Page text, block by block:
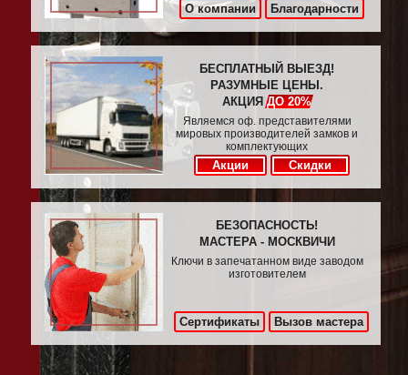
О компании Благодарности
БЕСПЛАТНЫЙ ВЫЕЗД!
РАЗУМНЫЕ ЦЕНЫ.
АКЦИЯДО 20%
Являемся оф. представителями
мировых производителей замков и
комплектующих
Акции Скидки
БЕЗОПАСНОСТЬ!
МАСТЕРА - МОСКВИЧИ
Ключи в запечатанном виде заводом
изготовителем
Сертификаты Вызов мастера